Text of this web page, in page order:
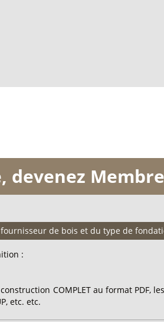
devenez Membre
de bois et du type de
:
COMPLET au format PDF,
etc. etc.